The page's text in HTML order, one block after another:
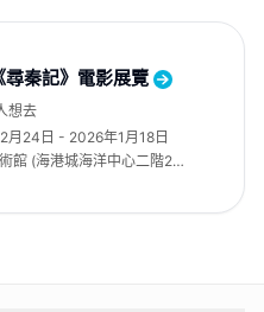
秦記》電影展覽
想去
月24日 - 2026年1月18日
館 (海港城海洋中心二階207